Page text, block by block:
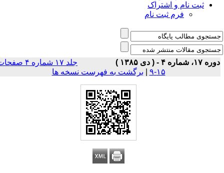
ثبت نام و اشتراک
فرم ثبت نام
شماره ۴ - ( دى ۱۳۸۵ )
جلد ۱۷ شماره ۴ صفحات
۱۵-۹
| برگشت به فهرست نسخه ها